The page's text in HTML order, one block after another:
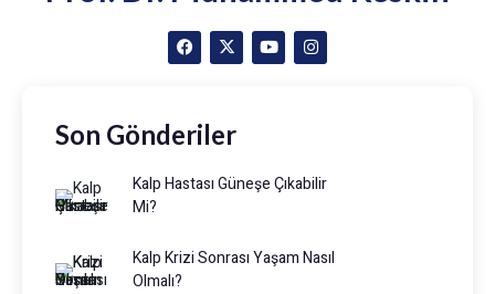
Son Gönderiler
Kalp Hastası Güneşe Çıkabilir
Mi?
Kalp Krizi Sonrası Yaşam Nasıl
Olmalı?